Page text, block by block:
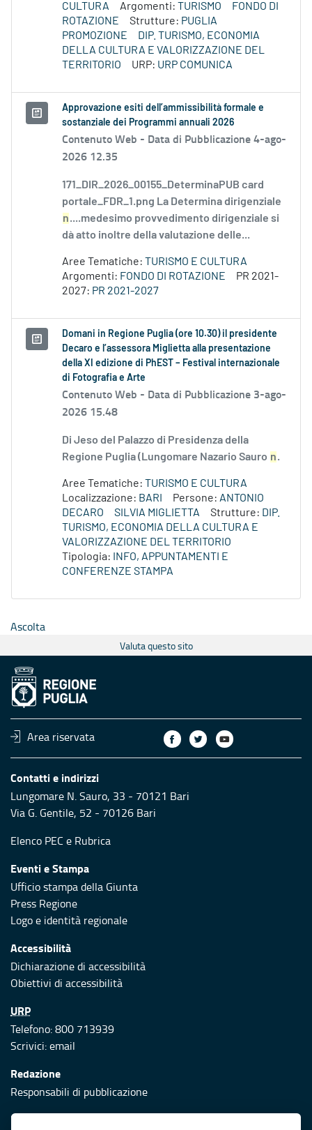
CULTURA
Argomenti: TURISMO
FONDO DI
ROTAZIONE
Strutture: PUGLIA
PROMOZIONE
DIP. TURISMO, ECONOMIA
DELLA CULTURA E VALORIZZAZIONE DEL
TERRITORIO
URP: URP COMUNICA
Approvazione esiti dell’ammissibilità formale e
sostanziale dei Programmi annuali 2026
Contenuto Web - Data di Pubblicazione 4-ago-
2026 12.35
171_DIR_2026_00155_DeterminaPUB card
portale_FDR_1.png La Determina dirigenziale
n....medesimo provvedimento dirigenziale si
dà atto inoltre della valutazione delle...
Aree Tematiche: TURISMO E CULTURA
Argomenti: FONDO DI ROTAZIONE
PR 2021-
2027: PR 2021-2027
Domani in Regione Puglia (ore 10.30) il presidente
Decaro e l’assessora Miglietta alla presentazione
della XI edizione di PhEST – Festival internazionale
di Fotografia e Arte
Contenuto Web - Data di Pubblicazione 3-ago-
2026 15.48
Di Jeso del Palazzo di Presidenza della
Regione Puglia (Lungomare Nazario Sauro n.
Aree Tematiche: TURISMO E CULTURA
Localizzazione: BARI Persone: ANTONIO
DECARO
SILVIA MIGLIETTA Strutture: DIP.
TURISMO, ECONOMIA DELLA CULTURA E
VALORIZZAZIONE DEL TERRITORIO
Tipologia:
INFO, APPUNTAMENTI E
CONFERENZE STAMPA
Ascolta
Valuta questo sito
Area riservata
Contatti e indirizzi
Lungomare N. Sauro, 33 - 70121 Bari
Via G. Gentile, 52 - 70126 Bari
Elenco PEC e Rubrica
Eventi e Stampa
Ufficio stampa della Giunta
Press Regione
Logo e identità regionale
Accessibilità
Dichiarazione di accessibilità
Obiettivi di accessibilità
URP
Telefono: 800 713939
Scrivici:email
Redazione
Responsabili di pubblicazione
Protezione civile